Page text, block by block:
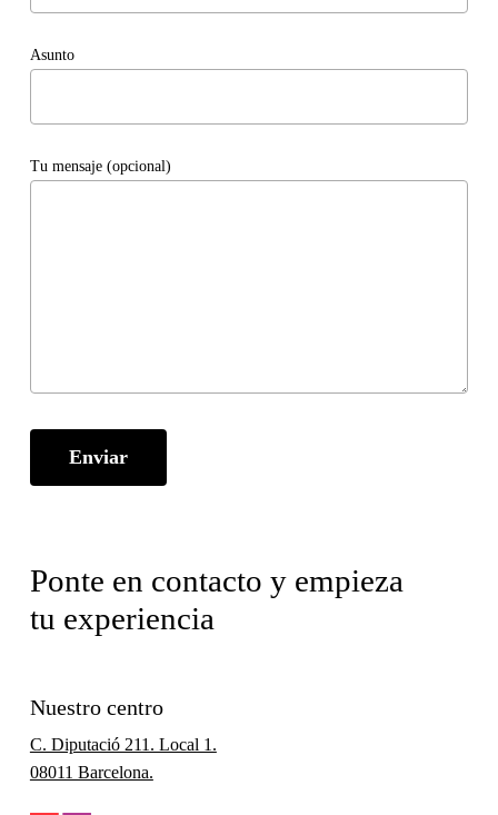
Ponte en contacto y empieza
tu experiencia
Nuestro centro
C. Diputació 211. Local 1.
08011 Barcelona.
Asunto
Tu mensaje (opcional)